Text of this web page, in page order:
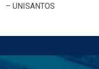
– UNISANTOS